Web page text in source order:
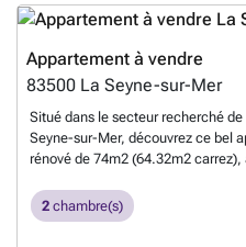
deux caves en sous sol ainsi
Appartement à vendre
83500 La Seyne-sur-Mer
Situé dans le secteur recherché
Seyne-sur-Mer, découvrez ce bel
rénové de 74m2 (64.32m2
lumineux avec cuisine ouverte à
climatisées avec possibilité de
2 chambre(s)